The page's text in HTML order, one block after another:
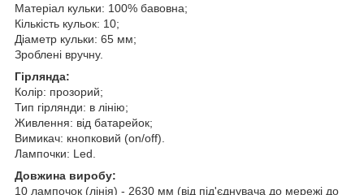
Матеріал кульки: 100% бавовна;
Кількість кульок: 10;
Діаметр кульки: 65 мм;
Зроблені вручну.
Гірлянда:
Колір: прозорий;
Тип гірлянди: в лінію;
Живлення: від батарейок;
Вимикач: кнопковий (on/off).
Лампочки: Led.
Довжина виробу:
10 лампочок (лінія) - 2630 мм (від під'єднувача до мережі до